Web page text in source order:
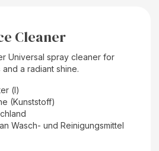
Cleaner
Universal spray cleaner for
a radiant shine.
(l)
(Kunststoff)
Wasch- und Reinigungsmittel